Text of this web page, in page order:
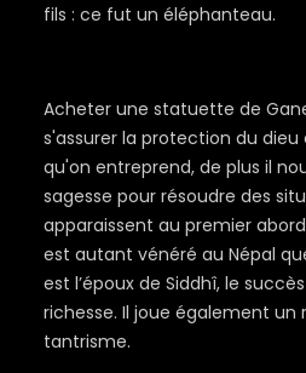
fils : ce fut un éléphanteau.
Acheter une statuette de
s'assurer la protection du
qu'on entreprend, de plus il
sagesse pour résoudre des
apparaissent au premier
est autant vénéré au Népal
est l’époux de Siddhî, le
richesse. Il joue également
tantrisme.